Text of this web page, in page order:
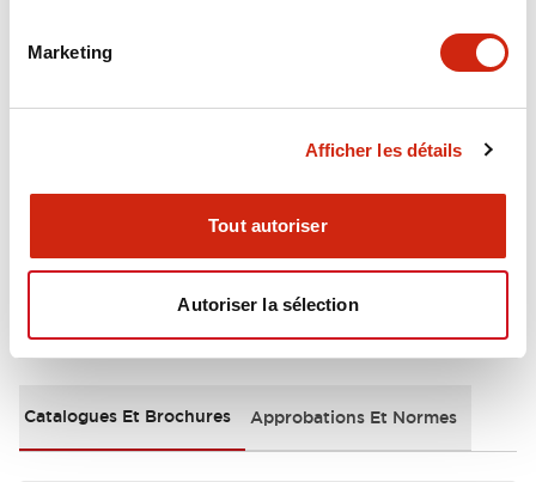
Marketing
Afficher les détails
Tout autoriser
Autoriser la sélection
Functional Specifications
Mounting and Installation Specifications
Documents et fichiers
Catalogues Et Brochures Approbations Et Normes